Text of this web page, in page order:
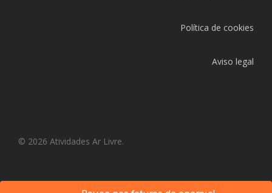
Política de cookies
Aviso legal
© 2026 Atividades Ar Livre.